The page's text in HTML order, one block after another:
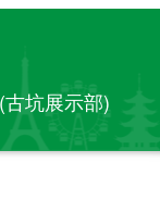
坑展示部)